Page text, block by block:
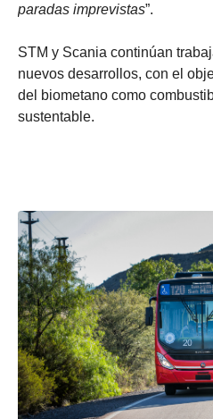
paradas imprevistas”.
STM y Scania continúan
nuevos desarrollos, con el
del biometano como
sustentable.